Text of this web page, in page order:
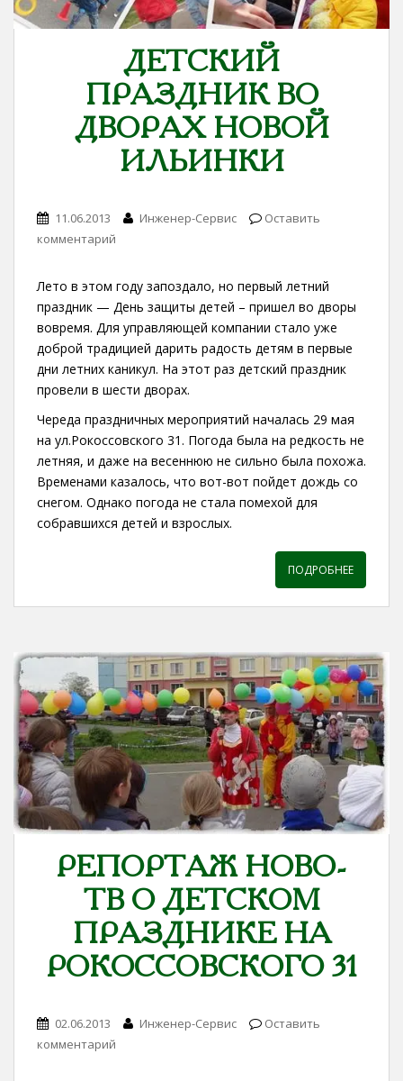
ДЕТСКИЙ
ПРАЗДНИК ВО
ДВОРАХ НОВОЙ
ИЛЬИНКИ
11.06.2013 Инженер-Сервис
Оставить
комментарий
Лето в этом году запоздало, но первый летний
праздник — День защиты детей – пришел во дворы
вовремя. Для управляющей компании стало уже
доброй традицией дарить радость детям в первые
дни летних каникул. На этот раз детский праздник
провели в шести дворах.
Череда праздничных мероприятий началась 29 мая
на ул.Рокоссовского 31. Погода была на редкость не
летняя, и даже на весеннюю не сильно была похожа.
Временами казалось, что вот-вот пойдет дождь со
снегом. Однако погода не стала помехой для
собравшихся детей и взрослых.
ПОДРОБНЕЕ
РЕПОРТАЖ НОВО-
ТВ О ДЕТСКОМ
ПРАЗДНИКЕ НА
РОКОССОВСКОГО 31
02.06.2013 Инженер-Сервис
Оставить
комментарий